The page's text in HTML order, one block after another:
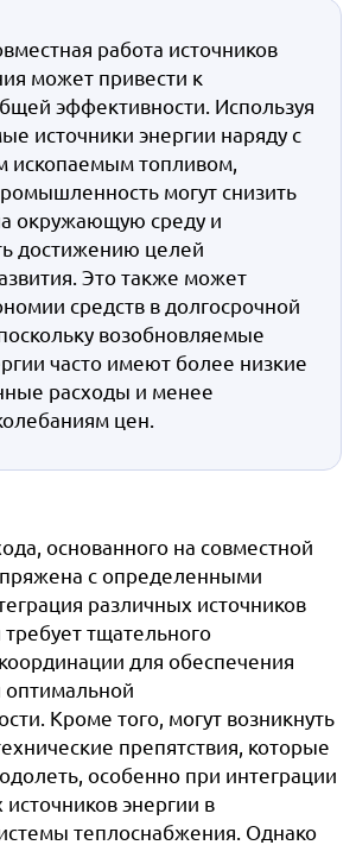
работа источников
может привести к
эффективности. Используя
источники энергии наряду с
ископаемым топливом,
могут снизить
окружающую среду и
достижению целей
Это также может
средств в долгосрочной
возобновляемые
часто имеют более низкие
расходы и менее
цен.
основанного на совместной
с определенными
различных источников
тщательного
для обеспечения
оптимальной
Кроме того, могут возникнуть
препятствия, которые
особенно при интеграции
энергии в
теплоснабжения. Однако